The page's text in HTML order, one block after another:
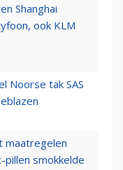
Shanghai
ook KLM
Noorse tak SAS
maatregelen
smokkelde